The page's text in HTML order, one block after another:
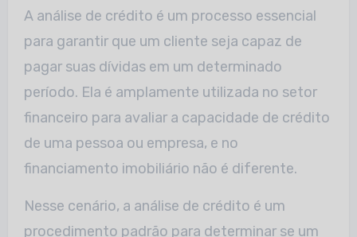
A análise de crédito é um processo essencial
para garantir que um cliente seja capaz de
pagar suas dívidas em um determinado
período. Ela é amplamente utilizada no setor
financeiro para avaliar a capacidade de crédito
de uma pessoa ou empresa, e no
financiamento imobiliário não é diferente.
Nesse cenário, a análise de crédito é um
procedimento padrão para determinar se um